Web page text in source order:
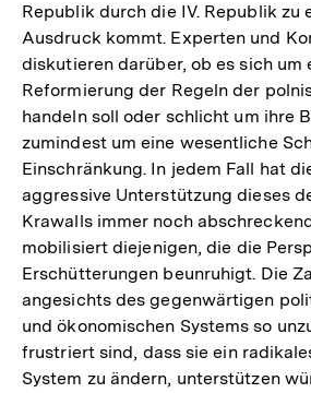
Republik durch die IV. Republik zu
Ausdruck kommt. Experten und
diskutieren darüber, ob es sich um
Reformierung der Regeln der
handeln soll oder schlicht um ihre
zumindest um eine wesentliche
Einschränkung. In jedem Fall hat
aggressive Unterstützung dieses
Krawalls immer noch
mobilisiert diejenigen, die die
Erschütterungen beunruhigt. Die
angesichts des gegenwärtigen
und ökonomischen Systems so
frustriert sind, dass sie ein
System zu ändern, unterstützen